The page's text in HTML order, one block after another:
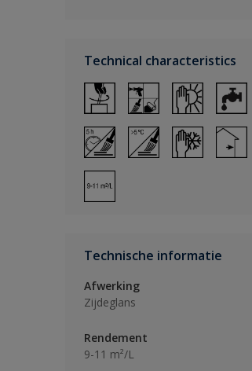
Technical characteristics
Technische informatie
Afwerking
Zijdeglans
Rendement
9-11 m²/L